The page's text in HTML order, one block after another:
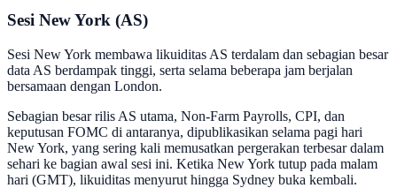
Sesi New York (AS)
Sesi New York membawa likuiditas AS terdalam dan sebagian besar
data AS berdampak tinggi, serta selama beberapa jam berjalan
bersamaan dengan London.
Sebagian besar rilis AS utama, Non-Farm Payrolls, CPI, dan
keputusan FOMC di antaranya, dipublikasikan selama pagi hari
New York, yang sering kali memusatkan pergerakan terbesar dalam
sehari ke bagian awal sesi ini. Ketika New York tutup pada malam
hari (GMT), likuiditas menyurut hingga Sydney buka kembali.